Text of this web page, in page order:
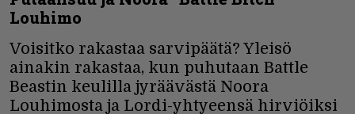
Louhimo
Voisitko rakastaa sarvipäätä? Yleisö
ainakin rakastaa, kun puhutaan Battle
Beastin keulilla jyräävästä Noora
Louhimosta ja Lordi-yhtyeensä hirviöiksi